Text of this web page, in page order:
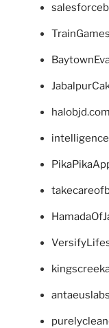
halobjd.com